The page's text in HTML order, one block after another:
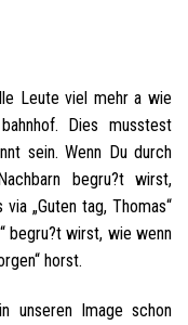
Leute viel mehr a wie
Dies musstest
sein. Wenn Du durch
begru?t wirst,
„Guten tag, Thomas“
begru?t wirst, wie wenn
horst.
unseren Image schon